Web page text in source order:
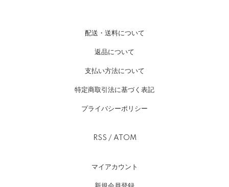
配送・送料について
返品について
支払い方法について
特定商取引法に基づく表記
プライバシーポリシー
RSS / ATOM
マイアカウント